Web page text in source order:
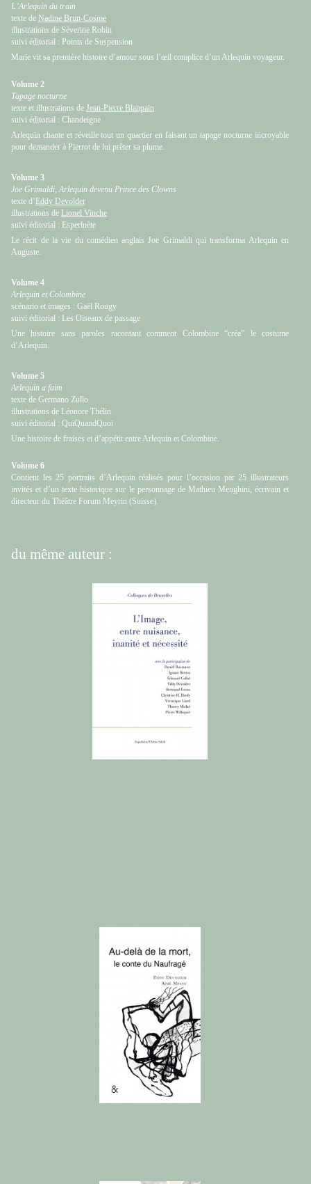
L’Arlequin du train
texte de Nadine Brun-Cosme
illustrations de Séverine Robin
suivi éditorial : Points de Suspension
Marie vit sa première histoire d’amour sous l’œil complice d’un Arlequin voyageur.
Volume 2
Tapage nocturne
texte et illustrations de Jean-Pierre Blanpain
suivi éditorial : Chandeigne
Arlequin chante et réveille tout un quartier en faisant un tapage nocturne incroyable
pour demander à Pierrot de lui prêter sa plume.
Volume 3
Joe Grimaldi, Arlequin devenu Prince des Clowns
texte d’Eddy Devolder
illustrations de Lionel Vinche
suivi éditorial : Esperluète
Le récit de la vie du comédien anglais Joe Grimaldi qui transforma Arlequin en
Auguste.
Volume 4
Arlequin et Colombine
scénario et images : Gaël Rougy
suivi éditorial : Les Oiseaux de passage
Une histoire sans paroles racontant comment Colombine “créa” le costume
d’Arlequin.
Volume 5
Arlequin a faim
texte de Germano Zullo
illustrations de Léonore Thélin
suivi éditorial : QuiQuandQuoi
Une histoire de fraises et d’appétit entre Arlequin et Colombine.
Volume 6
Contient les 25 portraits d’Arlequin réalisés pour l’occasion par 25 illustrateurs
invités et d’un texte historique sur le personnage de Mathieu Menghini, écrivain et
directeur du Théâtre Forum Meyrin (Suisse).
du même auteur :